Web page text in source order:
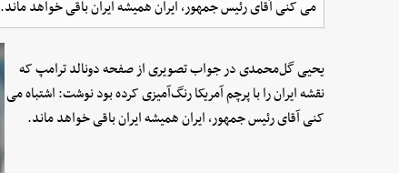
می کنی آقای رئیس جمهور، ایران همیشه ایران باقی خواهد ماند.
یحیی گل‌محمدی در جواب تصویری از صفحه دونالد ترامپ که
نقشه ایران را با پرچم آمریکا رنگ‌آمیزی کرده بود نوشت: اشتباه می
کنی آقای رئیس جمهور، ایران همیشه ایران باقی خواهد ماند.